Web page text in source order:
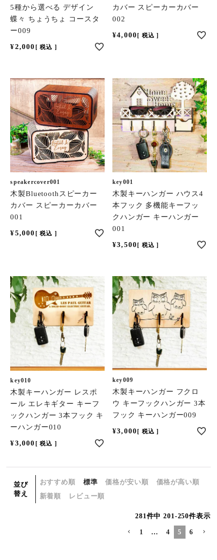
5種から選べる デザイン
蝶々 ちょうちょ コースタ
ー009
¥2,000 税込
カバー スピーカーカバー
002
¥4,000 税込
speakercover001
木製Bluetoothスピーカー
カバー スピーカーカバー
001
¥5,000 税込
key001
木製キーハンガー ハウス4
本フック 多機能キーフッ
クハンガー キーハンガー
001
¥3,500 税込
key010
木製キーハンガー レスポ
ール エレキギター キーフ
ックハンガー 3本フック キ
ーハンガー010
¥3,000 税込
key009
木製キーハンガー フクロ
ウ キーフックハンガー 3本
フック キーハンガー009
¥3,000 税込
並び
替え
おすすめ順 標準 価格が安い順
価格が高い順
新着順
レビュー順
281 件中 201 -250件表示
1 … 4 5 6